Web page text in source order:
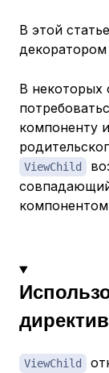
В этой
В некоторых
компоненту
ViewChild
ViewChild